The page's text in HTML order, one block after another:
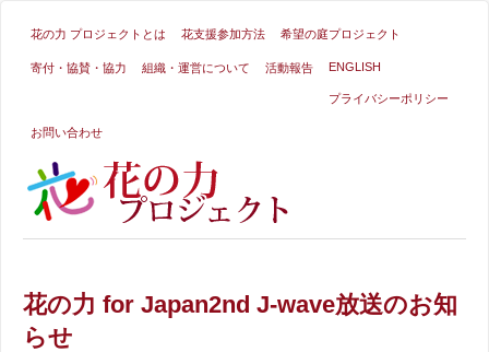
花の力 プロジェクトとは 花支援参加方法 希望の庭プロジェクト
寄付・協賛・協力 組織・運営について 活動報告 ENGLISH
プライバシーポリシー
お問い合わせ
花の力 for Japan2nd J-wave放送のお知
らせ